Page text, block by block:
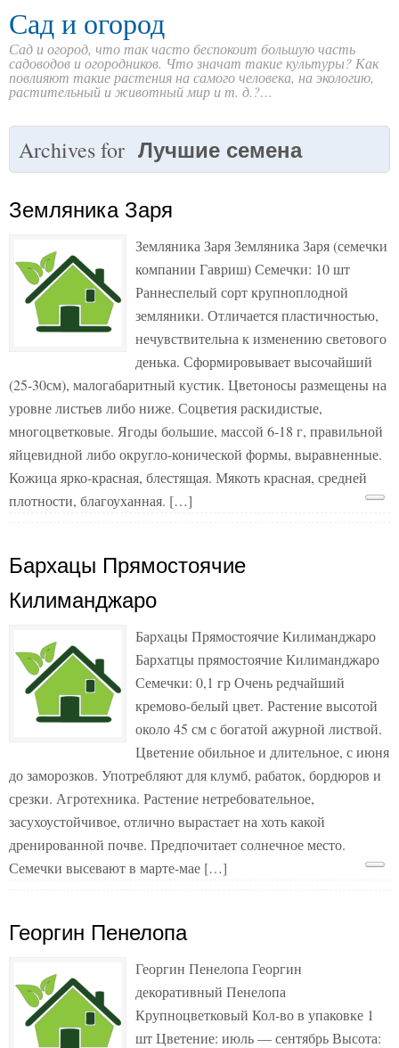
Сад и огород
Сад и огород, что так часто беспокоит большую часть
садоводов и огородников. Что значат такие культуры? Как
повлияют такие растения на самого человека, на экологию,
растительный и животный мир и т. д.?…
Archives for Лучшие семена
Земляника Заря
Земляника Заря Земляника Заря (семечки
компании Гавриш) Семечки: 10 шт
Раннеспелый сорт крупноплодной
земляники. Отличается пластичностью,
нечувствительна к изменению светового
денька. Сформировывает высочайший
(25-30см), малогабаритный кустик. Цветоносы размещены на
уровне листьев либо ниже. Соцветия раскидистые,
многоцветковые. Ягоды большие, массой 6-18 г, правильной
яйцевидной либо округло-конической формы, выравненные.
Кожица ярко-красная, блестящая. Мякоть красная, средней
плотности, благоуханная. […]
Бархацы Прямостоячие
Килиманджаро
Бархацы Прямостоячие Килиманджаро
Бархатцы прямостоячие Килиманджаро
Семечки: 0,1 гр Очень редчайший
кремово-белый цвет. Растение высотой
около 45 см с богатой ажурной листвой.
Цветение обильное и длительное, с июня
до заморозков. Употребляют для клумб, рабаток, бордюров и
срезки. Агротехника. Растение нетребовательное,
засухоустойчивое, отлично вырастает на хоть какой
дренированной почве. Предпочитает солнечное место.
Семечки высевают в марте-мае […]
Георгин Пенелопа
Георгин Пенелопа Георгин
декоративный Пенелопа
Крупноцветковый Кол-во в упаковке 1
шт Цветение: июль — сентябрь Высота: